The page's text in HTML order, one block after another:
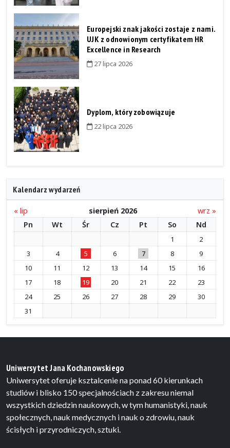
Europejski znak jakości zostaje z nami.
UJK z odnowionym certyfikatem HR
Excellence in Research
27 lipca 2026
Dyplom, który zobowiązuje
22 lipca 2026
Kalendarz wydarzeń
« lip sierpień 2026
wrz »
Pn
Wt Śr Cz Pt So Nd
1
2
3
4 5 6 7 8
9
10
11 12 13 14 15
16
17
18 19 20 21 22
23
24
25 26 27 28 29
30
31
Uniwersytet Jana Kochanowskiego
Uniwersytet oferuje ksztalcenie na ponad 60 kierunkach
studiów i blisko 150 specjalnościach z zakresu niemal
wszystkich dziedzin naukowych, w tym humanistyki, nauk
społecznych, nauk medycznych i nauk o zdrowiu, nauk
ścisłych i przyrodniczych, sztuki.